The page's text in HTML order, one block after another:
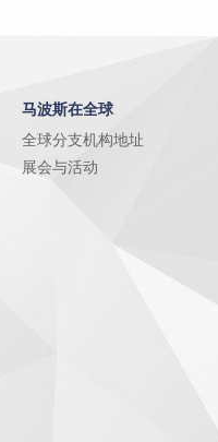
马波斯在全球
全球分支机构地址
展会与活动